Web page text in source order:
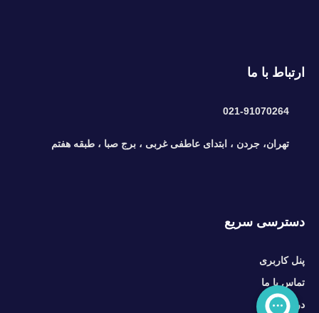
ارتباط با ما
021-91070264
تهران، جردن ، ابتدای عاطفی غربی ، برج صبا ، طبقه هفتم
دسترسی سریع
پنل کاربری
تماس با ما
درباره ما